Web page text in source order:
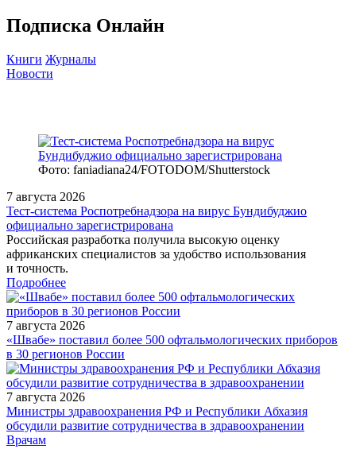
Подписка Онлайн
Книги Журналы
Новости
Фото: faniadiana24/FOTODOM/Shutterstock
7 августа 2026
Тест‑система Роспотребнадзора на вирус Бундибуджио
официально зарегистрирована
Российская разработка получила высокую оценку
африканских специалистов за удобство использования
и точность.
Подробнее
7 августа 2026
«Швабе» поставил более 500 офтальмологических приборов
в 30 регионов России
7 августа 2026
Министры здравоохранения РФ и Республики Абхазия
обсудили развитие сотрудничества в здравоохранении
/doctor/oncology/radiochastotnaya-elektrokhirurgiya-
Врачам